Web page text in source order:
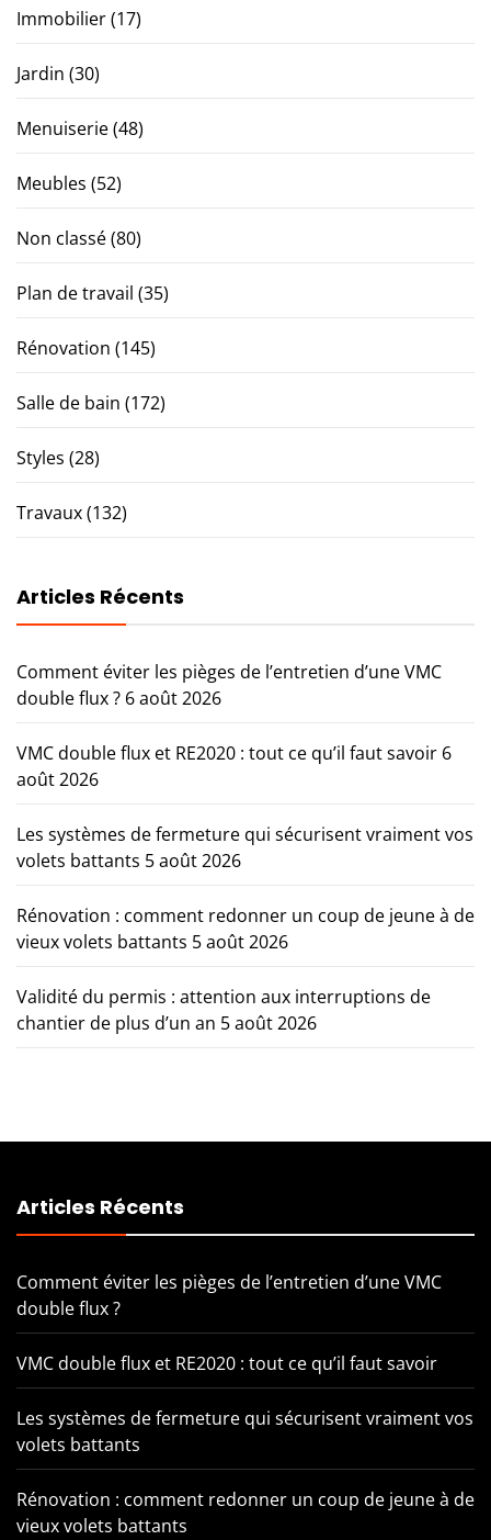
Immobilier(17)
Jardin (30)
Menuiserie(48)
Meubles (52)
Non classé(80)
Plan de travail (35)
Rénovation (145)
Salle de bain (172)
Styles (28)
Travaux(132)
Articles Récents
Comment éviter les pièges de l’entretien d’une VMC
double flux ? 6 août 2026
VMC double flux et RE2020 : tout ce qu’il faut savoir 6
août 2026
Les systèmes de fermeture qui sécurisent vraiment vos
volets battants 5 août 2026
Rénovation : comment redonner un coup de jeune à de
vieux volets battants 5 août 2026
Validité du permis : attention aux interruptions de
chantier de plus d’un an 5 août 2026
Articles Récents
Comment éviter les pièges de l’entretien d’une VMC
double flux ?
VMC double flux et RE2020 : tout ce qu’il faut savoir
Les systèmes de fermeture qui sécurisent vraiment vos
volets battants
Rénovation : comment redonner un coup de jeune à de
vieux volets battants